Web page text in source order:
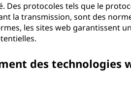
Des protocoles tels que le
la transmission, sont des
les sites web garantissent
des technologies